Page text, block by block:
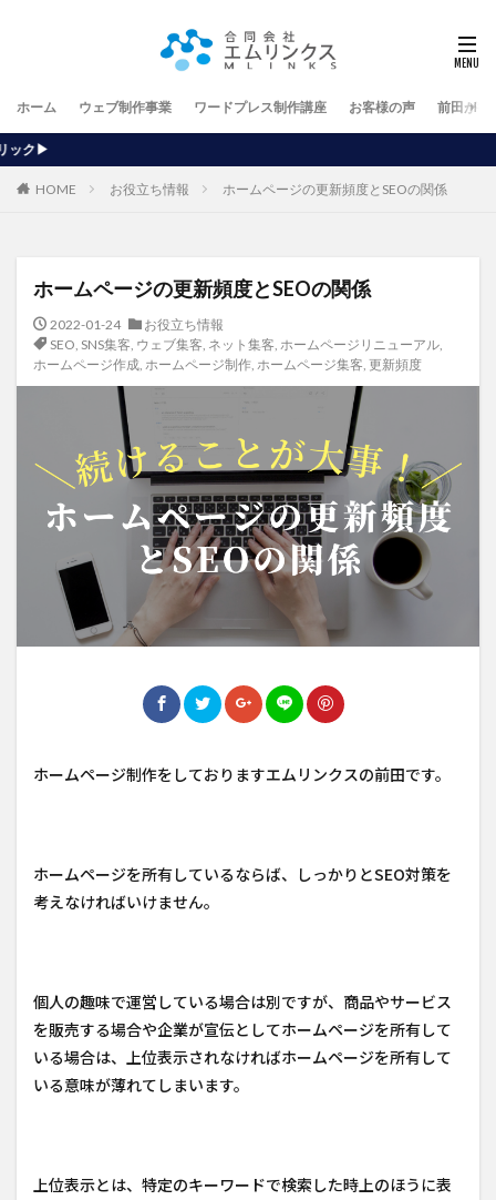
ホーム ウェブ制作事業 ワードプレス制作講座 お客様の声 前田が行
HOME お役立ち情報 ホームページの更新頻度とSEOの関係
ホームページの更新頻度とSEOの関係
2022-01-24
お役立ち情報
SEO, SNS集客, ウェブ集客, ネット集客, ホームページリニューアル,
ホームページ作成, ホームページ制作, ホームページ集客, 更新頻度
ホームページ制作をしておりますエムリンクスの前田です。
ホームページを所有しているならば、しっかりとSEO対策を
考えなければいけません。
個人の趣味で運営している場合は別ですが、商品やサービス
を販売する場合や企業が宣伝としてホームページを所有して
いる場合は、上位表示されなければホームページを所有して
いる意味が薄れてしまいます。
上位表示とは、特定のキーワードで検索した時上のほうに表